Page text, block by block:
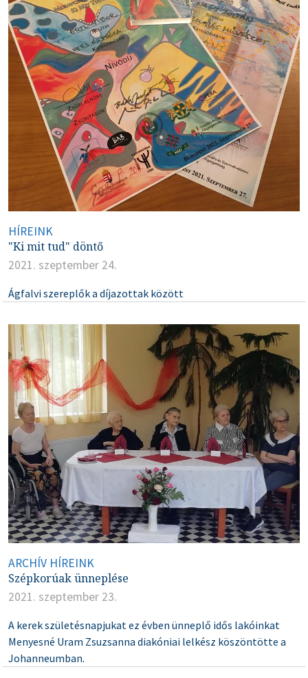
HÍREINK
"Ki mit tud" döntő
2021. szeptember 24.
Ágfalvi szereplők a díjazottak között
ARCHÍV HÍREINK
Szépkorúak ünneplése
2021. szeptember 23.
A kerek születésnapjukat ez évben ünneplő idős lakóinkat
Menyesné Uram Zsuzsanna diakóniai lelkész köszöntötte a
Johanneumban.